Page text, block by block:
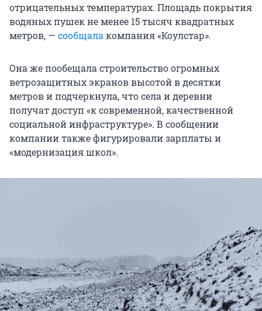
отрицательных температурах. Площадь покрытия
водяных пушек не менее 15 тысяч квадратных
метров, — сообщала компания «Коулстар».
Она же пообещала строительство огромных
ветрозащитных экранов высотой в десятки
метров и подчеркнула, что села и деревни
получат доступ «к современной, качественной
социальной инфраструктуре». В сообщении
компании также фигурировали зарплаты и
«модернизация школ».